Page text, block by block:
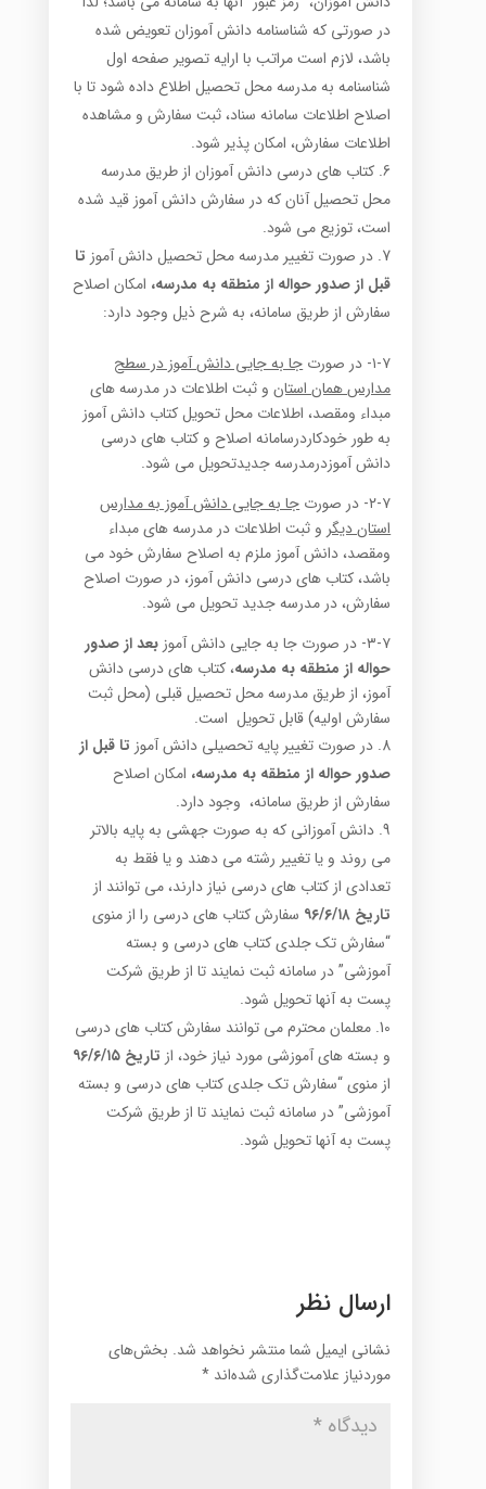
در صورتی که شناسنامه دانش آموزان تعویض شده
باشد، لازم است مراتب با ارایه تصویر صفحه اول
شناسنامه به مدرسه محل تحصیل اطلاع داده شود تا با
اصلاح اطلاعات سامانه سناد، ثبت سفارش و مشاهده
اطلاعات سفارش، امکان پذیر شود.
کتاب های درسی دانش آموزان از طریق مدرسه
محل تحصیل آنان که در سفارش دانش آموز قید شده
است، توزیع می شود.
در صورت تغییر مدرسه محل تحصیل دانش آموز تا
قبل از صدور حواله از منطقه به مدرسه، امکان اصلاح
سفارش از طریق سامانه، به شرح ذیل وجود دارد:
۱-۷- در صورت
جا به جایی دانش آموز در سطح
مدارس همان استانو ثبت اطلاعات در مدرسه های
مبداء ومقصد، اطلاعات محل تحویل کتاب دانش آموز
به طور خودکاردرسامانه اصلاح و کتاب های درسی
دانش آموزدرمدرسه جدیدتحویل می شود.
۲-۷- در صورت
جا به جایی دانش آموز به مدارس
استان دیگر و ثبت اطلاعات در مدرسه های مبداء
ومقصد، دانش آموز ملزم به اصلاح سفارش خود می
باشد، کتاب های درسی دانش آموز، در صورت اصلاح
سفارش، در مدرسه جدید تحویل می شود.
۳-۷- در صورت جا به جایی دانش آموز
بعد از صدور
حواله از منطقه به مدرسه، کتاب های درسی دانش
آموز، از طریق مدرسه محل تحصیل قبلی (محل ثبت
سفارش اولیه) قابل تحویل است.
در صورت تغییر پایه تحصیلی دانش آموز تا قبل از
صدور حواله از منطقه به مدرسه، امکان اصلاح
سفارش از طریق سامانه، وجود دارد.
دانش آموزانی که به صورت جهشی به پایه بالاتر
می روند و یا تغییر رشته می دهند و یا فقط به
تعدادی از کتاب های درسی نیاز دارند، می توانند از
تاریخ ۹۶/۶/۱۸
سفارش کتاب های درسی را از منوی
“سفارش تک جلدی کتاب های درسی و بسته
آموزشی” در سامانه ثبت نمایند تا از طریق شرکت
پست به آن­ها تحویل شود.
معلمان محترم می توانند سفارش کتاب های درسی
و بسته های آموزشی مورد نیاز خود، از تاریخ ۹۶/۶/۱۵
از منوی “سفارش تک جلدی کتاب های درسی و بسته
آموزشی” در سامانه ثبت نمایند تا از طریق شرکت
پست به آن­ها تحویل شود.
ارسال نظر
نشانی ایمیل شما منتشر نخواهد شد. بخش‌های
موردنیاز علامت‌گذاری شده‌اند *